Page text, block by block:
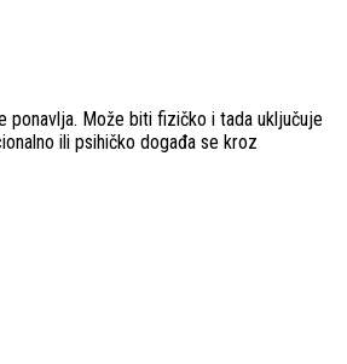
ponavlja. Može biti fizičko i tada uključuje
ili psihičko događa se kroz